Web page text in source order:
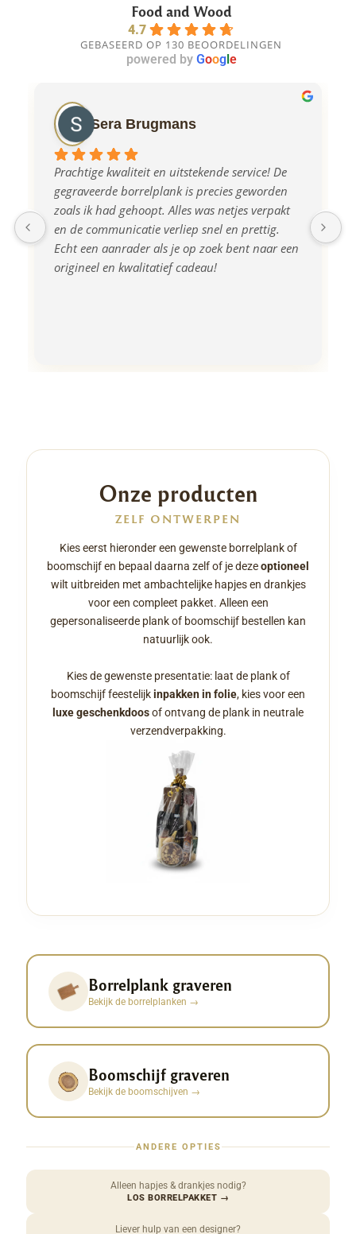
Food and Wood
4.7
GEBASEERD OP 130 BEOORDELINGEN
powered by Googl e
Sera Brugmans
Prachtige kwaliteit en uitstekende service! De
gegraveerde borrelplank is precies geworden
zoals ik had gehoopt. Alles was netjes verpakt
en de communicatie verliep snel en prettig.
Echt een aanrader als je op zoek bent naar een
origineel en kwalitatief cadeau!
Onze producten
ZELF ONTWERPEN
Kies eerst hieronder een gewenste borrelplank of
boomschijf en bepaal daarna zelf of je dezeoptioneel
wilt uitbreiden met ambachtelijke hapjes en drankjes
voor een compleet pakket. Alleen een
gepersonaliseerde plank of boomschijf bestellen kan
natuurlijk ook.
Kies de gewenste presentatie: laat de plank of
boomschijf feestelijkinpakken in folie, kies voor een
luxe geschenkdoosof ontvang de plank in neutrale
verzendverpakking.
Borrelplank graveren
Bekijk de borrelplanken →
Boomschijf graveren
Bekijk de boomschijven →
ANDERE OPTIES
Alleen hapjes & drankjes nodig?
LOS BORRELPAKKET →
Liever hulp van een designer?